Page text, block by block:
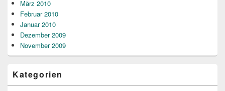
März 2010
Februar 2010
Januar 2010
Dezember 2009
November 2009
Kategorien